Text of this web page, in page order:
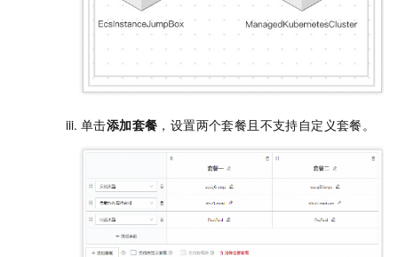
单击添加套餐 ，设置两个套餐且不支持自定义套餐。